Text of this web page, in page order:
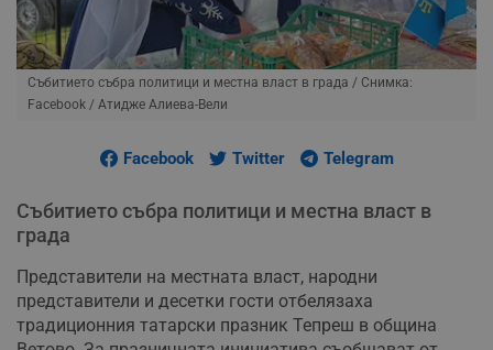
Събитието събра политици и местна власт в града / Снимка:
Facebook / Атидже Алиева-Вели
Facebook Twitter Telegram
Събитието събра политици и местна власт в
града
Представители на местната власт, народни
представители и десетки гости отбелязаха
традиционния татарски празник Тепреш в община